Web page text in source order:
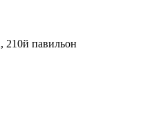
210й павильон